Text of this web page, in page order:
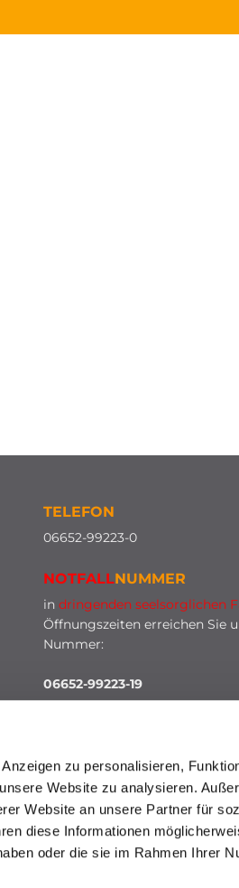
zu personalisieren,
Website zu analysieren.
Website an unsere Partner für
diese Informationen
oder die sie im Rahmen Ihrer
TELEFON
06652-99223-0
NOTFALLNUMMER
in dringenden seelsorglichen
Öffnungszeiten erreichen Sie
Nummer:
06652-99223-19
HINWEISGEBERSCHUTZ